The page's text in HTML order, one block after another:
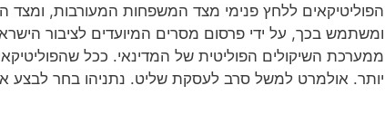
הפוליטיקאים ללחץ פנימי מצד המשפחות המעורבות, ומצד
ומשתמש בכך, על ידי פרסום מסרים המיועדים לציבור
ממערכת השיקולים הפוליטית של המדינאי. ככל שהפוליטיקאי
יותר. אולמרט למשל סרב לעסקת שליט. נתניהו בחר לבצע